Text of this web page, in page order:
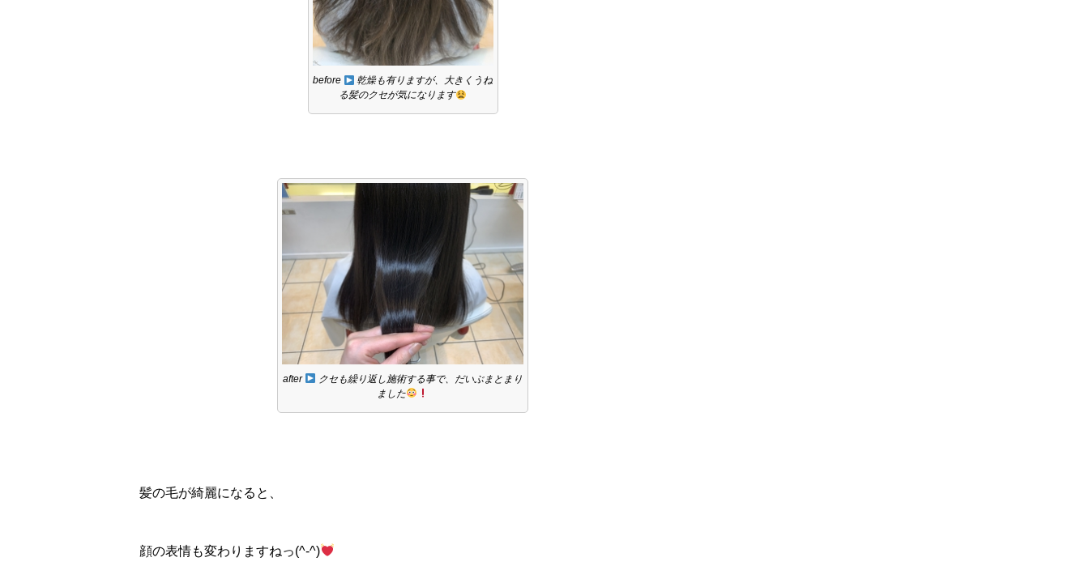
before
乾燥も有りますが、大きくうね
る髪のクセが気になります
after
クセも繰り返し施術する事で、だいぶまとまり
ました
髪の毛が綺麗になると、
顔の表情も変わりますねっ(^-^)